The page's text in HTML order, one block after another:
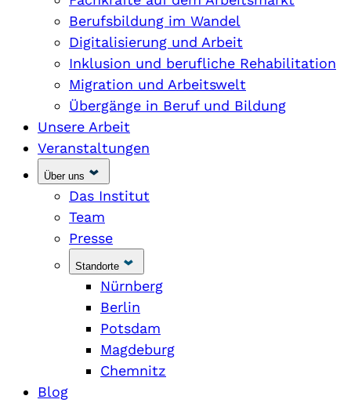
Berufsbildung im Wandel
Digitalisierung und Arbeit
Inklusion und berufliche Rehabilitation
Migration und Arbeitswelt
Übergänge in Beruf und Bildung
Unsere Arbeit
Veranstaltungen
Über uns
Das Institut
Team
Presse
Standorte
Nürnberg
Berlin
Potsdam
Magdeburg
Chemnitz
Blog